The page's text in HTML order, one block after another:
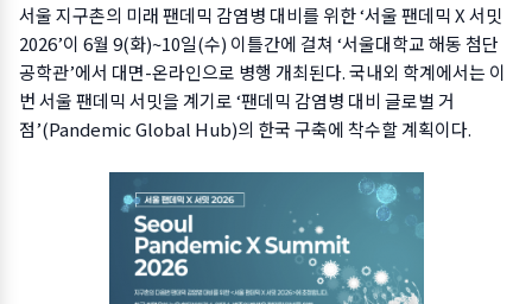
서울 지구촌의 미래 팬데믹 감염병 대비를 위한 ‘서울 팬데믹 X 서밋
2026’이 6월 9(화)~10일(수) 이틀간에 걸쳐 ‘서울대학교 해동 첨단
공학관’에서 대면-온라인으로 병행 개최된다. 국내외 학계에서는 이
번 서울 팬데믹 서밋을 계기로 ‘팬데믹 감염병 대비 글로벌 거
점’(Pandemic Global Hub)의 한국 구축에 착수할 계획이다.